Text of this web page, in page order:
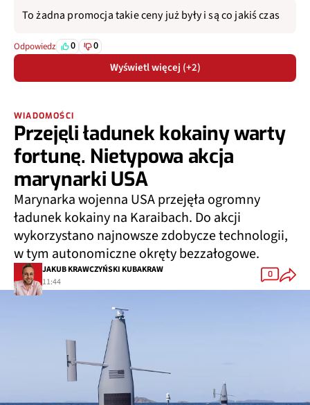
To żadna promocja takie ceny już były i są co jakiś czas
Odpowiedz 0 0
Wyświetl więcej (+2)
WIADOMOŚCI
Przejęli ładunek kokainy warty
fortunę. Nietypowa akcja
marynarki USA
Marynarka wojenna USA przejęła ogromny
ładunek kokainy na Karaibach. Do akcji
wykorzystano najnowsze zdobycze technologii,
w tym autonomiczne okręty bezzałogowe.
JAKUB KRAWCZYŃSKI KUBAKRAW
11:44
0